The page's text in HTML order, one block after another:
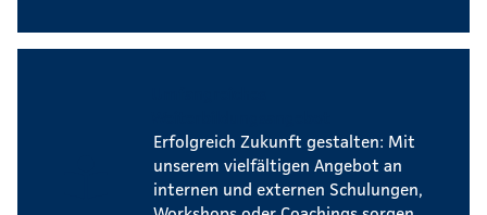
Erfolgreich Zukunft gestalten: Mit
unserem vielfältigen Angebot an
internen und externen Schulungen,